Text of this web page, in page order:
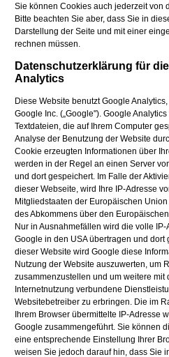
Sie können Cookies auch jederzeit von
Bitte beachten Sie aber, dass Sie in
Darstellung der Seite und mit einer
rechnen müssen.
Datenschutzerklärung für
Analytics
Diese Website benutzt Google
Google Inc. („Google"). Google
Textdateien, die auf Ihrem Computer
Analyse der Benutzung der Website
Cookie erzeugten Informationen über
werden in der Regel an einen Server
und dort gespeichert. Im Falle der
dieser Webseite, wird Ihre IP-Adresse
Mitgliedstaaten der Europäischen
des Abkommens über den
Nur in Ausnahmefällen wird die volle
Google in den USA übertragen und dort
dieser Website wird Google diese
Nutzung der Website auszuwerten, um
zusammenzustellen und um weitere mit
Internetnutzung verbundene
Websitebetreiber zu erbringen. Die im
Ihrem Browser übermittelte IP-Adresse
Google zusammengeführt. Sie können
eine entsprechende Einstellung Ihrer
weisen Sie jedoch darauf hin, dass Sie